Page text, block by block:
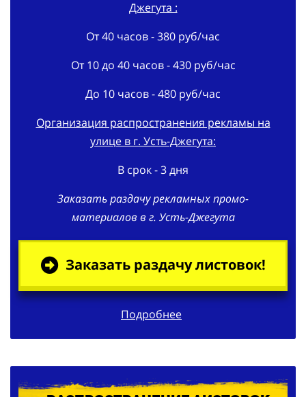
Стоимость раздачи буклетов в час в г. Усть-
Джегута :
От 40 часов - 380 руб/час
От 10 до 40 часов - 430 руб/час
До 10 часов - 480 руб/час
Организация распространения рекламы на
улице в г. Усть-Джегута:
В срок - 3 дня
Заказать раздачу рекламных промо-
материалов в г. Усть-Джегута
Заказать раздачу листовок!
Подробнее